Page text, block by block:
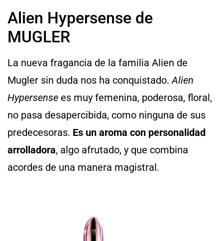
Alien Hypersense de
MUGLER
La nueva fragancia de la familia Alien de
Mugler sin duda nos ha conquistado. Alien
Hypersense es muy femenina, poderosa, floral,
no pasa desapercibida, como ninguna de sus
predecesoras. Es un aroma con personalidad
arrolladora, algo afrutado, y que combina
acordes de una manera magistral.